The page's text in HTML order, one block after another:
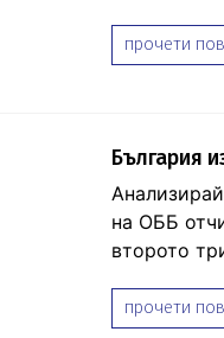
прочети
България
на ОББ
второто
прочети